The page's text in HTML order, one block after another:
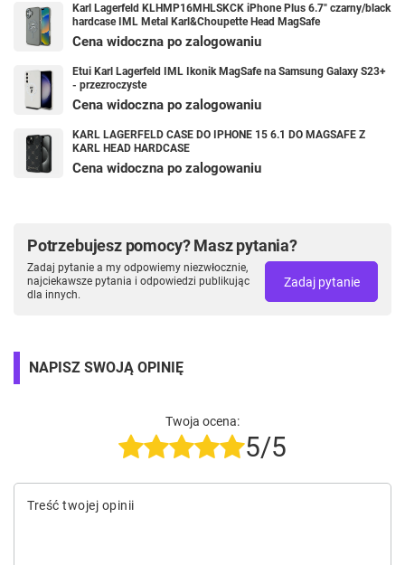
Karl Lagerfeld KLHMP16MHLSKCK iPhone Plus 6.7" czarny/black
hardcase IML Metal Karl&Choupette Head MagSafe
Cena widoczna po zalogowaniu
Etui Karl Lagerfeld IML Ikonik MagSafe na Samsung Galaxy S23+
- przezroczyste
Cena widoczna po zalogowaniu
KARL LAGERFELD CASE DO IPHONE 15 6.1 DO MAGSAFE Z
KARL HEAD HARDCASE
Cena widoczna po zalogowaniu
Potrzebujesz pomocy? Masz pytania?
Zadaj pytanie a my odpowiemy niezwłocznie,
najciekawsze pytania i odpowiedzi publikując
dla innych.
Zadaj pytanie
NAPISZ SWOJĄ OPINIĘ
Twoja ocena:
5/5
Treść twojej opinii